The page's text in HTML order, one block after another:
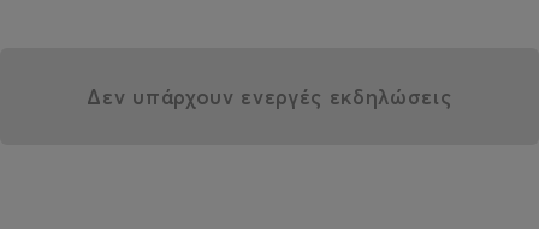
Δεν υπάρχουν ενεργές εκδηλώσεις